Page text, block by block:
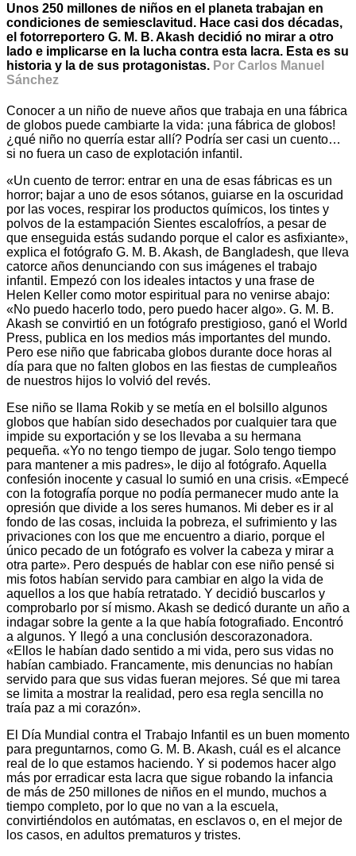
Unos 250 millones de niños en el planeta trabajan en
condiciones de semiesclavitud. Hace casi dos décadas,
el fotorreportero G. M. B. Akash decidió no mirar a otro
lado e implicarse en la lucha contra esta lacra. Esta es su
historia y la de sus protagonistas. Por Carlos Manuel
Sánchez
Conocer a un niño de nueve años que trabaja en una fábrica
de globos puede cambiarte la vida: ¡una fábrica de globos!
¿qué niño no querría estar allí? Podría ser casi un cuento…
si no fuera un caso de explotación infantil.
«Un cuento de terror: entrar en una de esas fábricas es un
horror; bajar a uno de esos sótanos, guiarse en la oscuridad
por las voces, respirar los productos químicos, los tintes y
polvos de la estampación Sientes escalofríos, a pesar de
que enseguida estás sudando porque el calor es asfixiante»,
explica el fotógrafo G. M. B. Akash, de Bangladesh, que lleva
catorce años denunciando con sus imágenes el trabajo
infantil. Empezó con los ideales intactos y una frase de
Helen Keller como motor espiritual para no venirse abajo:
«No puedo hacerlo todo, pero puedo hacer algo». G. M. B.
Akash se convirtió en un fotógrafo prestigioso, ganó el World
Press, publica en los medios más importantes del mundo.
Pero ese niño que fabricaba globos durante doce horas al
día para que no falten globos en las fiestas de cumpleaños
de nuestros hijos lo volvió del revés.
Ese niño se llama Rokib y se metía en el bolsillo algunos
globos que habían sido desechados por cualquier tara que
impide su exportación y se los llevaba a su hermana
pequeña. «Yo no tengo tiempo de jugar. Solo tengo tiempo
para mantener a mis padres», le dijo al fotógrafo. Aquella
confesión inocente y casual lo sumió en una crisis. «Empecé
con la fotografía porque no podía permanecer mudo ante la
opresión que divide a los seres humanos. Mi deber es ir al
fondo de las cosas, incluida la pobreza, el sufrimiento y las
privaciones con los que me encuentro a diario, porque el
único pecado de un fotógrafo es volver la cabeza y mirar a
otra parte». Pero después de hablar con ese niño pensé si
mis fotos habían servido para cambiar en algo la vida de
aquellos a los que había retratado. Y decidió buscarlos y
comprobarlo por sí mismo. Akash se dedicó durante un año a
indagar sobre la gente a la que había fotografiado. Encontró
a algunos. Y llegó a una conclusión descorazonadora.
«Ellos le habían dado sentido a mi vida, pero sus vidas no
habían cambiado. Francamente, mis denuncias no habían
servido para que sus vidas fueran mejores. Sé que mi tarea
se limita a mostrar la realidad, pero esa regla sencilla no
traía paz a mi corazón».
El Día Mundial contra el Trabajo Infantil es un buen momento
para preguntarnos, como G. M. B. Akash, cuál es el alcance
real de lo que estamos haciendo. Y si podemos hacer algo
más por erradicar esta lacra que sigue robando la infancia
de más de 250 millones de niños en el mundo, muchos a
tiempo completo, por lo que no van a la escuela,
convirtiéndolos en autómatas, en esclavos o, en el mejor de
los casos, en adultos prematuros y tristes.